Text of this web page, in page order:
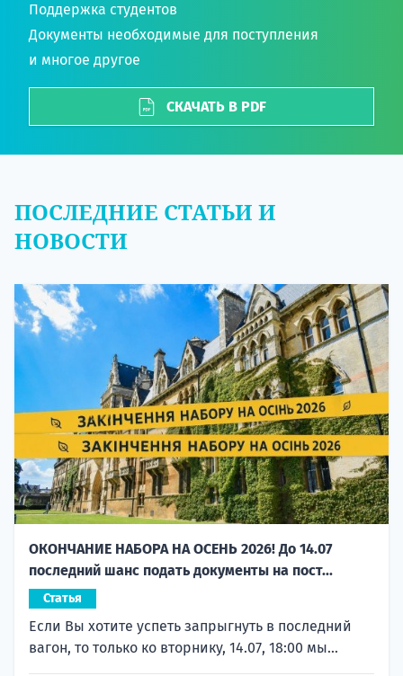
Поддержка студентов
Документы необходимые для поступления
и многое другое
СКАЧАТЬ В PDF
ПОСЛЕДНИЕ СТАТЬИ И
НОВОСТИ
ОКОНЧАНИЕ НАБОРА НА ОСЕНЬ 2026! До 14.07
последний шанс подать документы на пост...
Статья
Если Вы хотите успеть запрыгнуть в последний
вагон, то только ко вторнику, 14.07, 18:00 мы...